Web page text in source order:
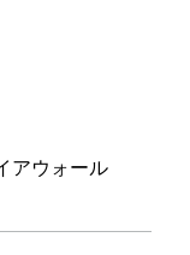
アウォール